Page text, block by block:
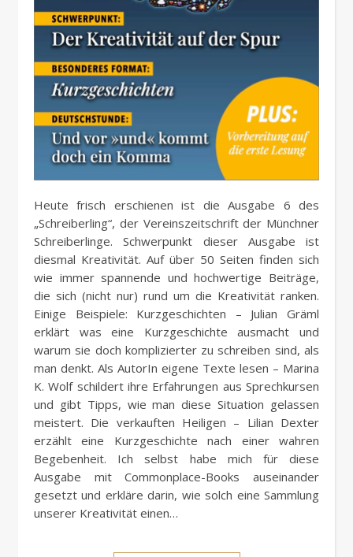
Heute frisch erschienen ist die Ausgabe 6 des
„Schreiberling“, der Vereinszeitschrift der Münchner
Schreiberlinge. Schwerpunkt dieser Ausgabe ist
diesmal Kreativität. Auf über 50 Seiten finden sich
wie immer spannende und hochwertige Beiträge,
die sich (nicht nur) rund um die Kreativität ranken.
Einige Beispiele: Kurzgeschichten – Julian Gräml
erklärt was eine Kurzgeschichte ausmacht und
warum sie doch komplizierter zu schreiben sind, als
man denkt. Als AutorIn eigene Texte lesen – Marina
K. Wolf schildert ihre Erfahrungen aus Sprechkursen
und gibt Tipps, wie man diese Situation gelassen
meistert. Die verkauften Heiligen – Lilian Dexter
erzählt eine Kurzgeschichte nach einer wahren
Begebenheit. Ich selbst habe mich für diese
Ausgabe mit Commonplace-Books auseinander
gesetzt und erkläre darin, wie solch eine Sammlung
unserer Kreativität einen…